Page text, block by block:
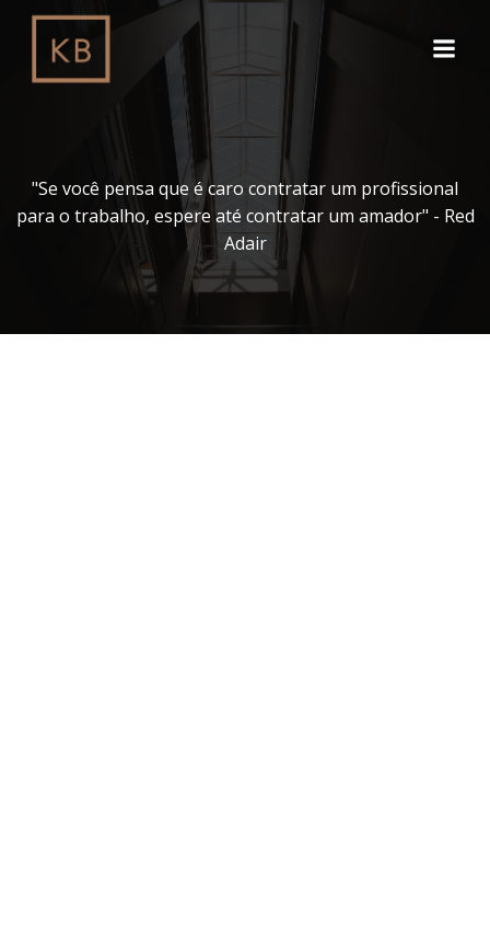
o
conteúdo
"Se você pensa que é caro contratar um profissional
para o trabalho, espere até contratar um amador" - Red
Adair